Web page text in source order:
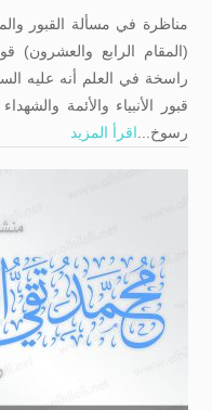
(المقام الرابع
راسخة في العلم أنه عليه
قبور الأنبياء والأئمة
رسوخ...اقرأ المزيد